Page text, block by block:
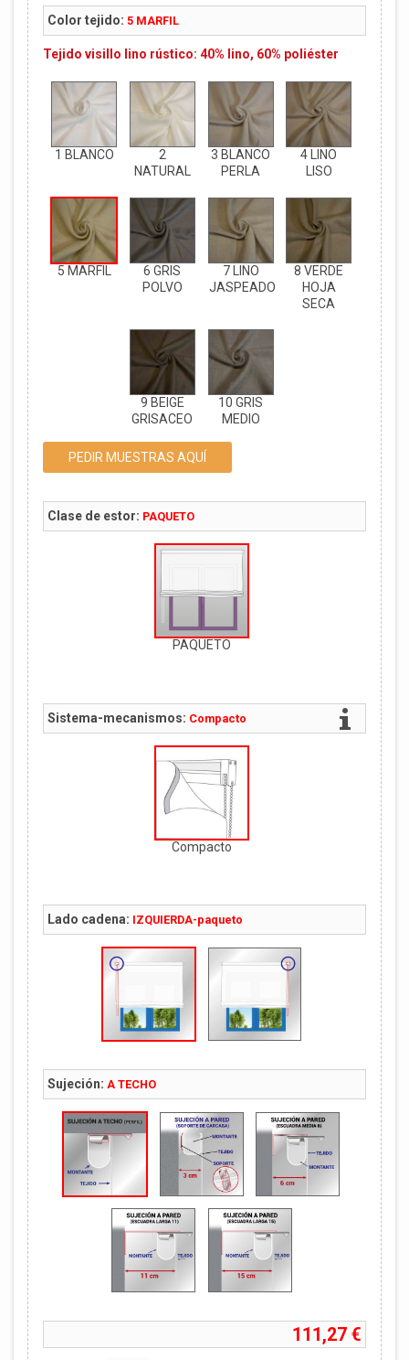
Color tejido: 5 MARFIL
Tejido visillo lino rústico: 40% lino, 60% poliéster
1 BLANCO
2
NATURAL
3 BLANCO
PERLA
4 LINO
LISO
5 MARFIL
6 GRIS
POLVO
7 LINO
JASPEADO
8 VERDE
HOJA
SECA
9 BEIGE
GRISACEO
10 GRIS
MEDIO
PEDIR MUESTRAS AQUÍ
Clase de estor: PAQUETO
PAQUETO
Sistema-mecanismos: Compacto
Compacto
Lado cadena: IZQUIERDA-paqueto
Sujeción: A TECHO
111,27 €